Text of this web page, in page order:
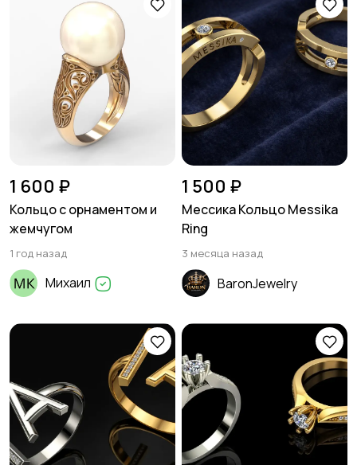
1 600 ₽
Кольцо с орнаментом и
жемчугом
1 год назад
Михаил
1 500 ₽
Мессика Кольцо Messika
Ring
3 месяца назад
BaronJewelry